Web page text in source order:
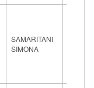
SAMARITANI
SIMONA